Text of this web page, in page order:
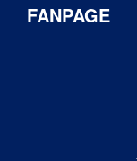
FANPAGE